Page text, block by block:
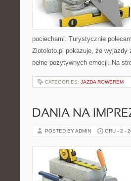
pociechami. Turystycznie
Zlotoloto.pl pokazuje, że wyjazdy
pełne pozytywnych emocji. Na
CATEGORIES: JAZDA ROWEREM
DANIA NA
POSTED BY ADMIN GRU - 2 -